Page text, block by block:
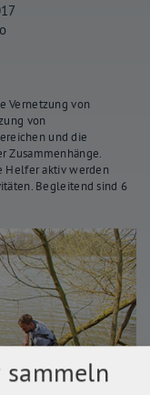
Vernetzung von
von
und die
Zusammenhänge.
Helfer aktiv werden
Begleitend sind 6